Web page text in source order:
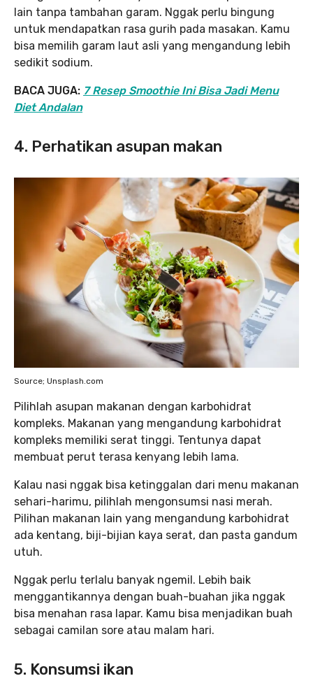
lain tanpa tambahan garam. Nggak perlu bingung
untuk mendapatkan rasa gurih pada masakan. Kamu
bisa memilih garam laut asli yang mengandung lebih
sedikit sodium.
BACA JUGA: 7 Resep Smoothie Ini Bisa Jadi Menu
Diet Andalan
4. Perhatikan asupan makan
Source; Unsplash.com
Pilihlah asupan makanan dengan karbohidrat
kompleks. Makanan yang mengandung karbohidrat
kompleks memiliki serat tinggi. Tentunya dapat
membuat perut terasa kenyang lebih lama.
Kalau nasi nggak bisa ketinggalan dari menu makanan
sehari-harimu, pilihlah mengonsumsi nasi merah.
Pilihan makanan lain yang mengandung karbohidrat
ada kentang, biji-bijian kaya serat, dan pasta gandum
utuh.
Nggak perlu terlalu banyak ngemil. Lebih baik
menggantikannya dengan buah-buahan jika nggak
bisa menahan rasa lapar. Kamu bisa menjadikan buah
sebagai camilan sore atau malam hari.
5. Konsumsi ikan